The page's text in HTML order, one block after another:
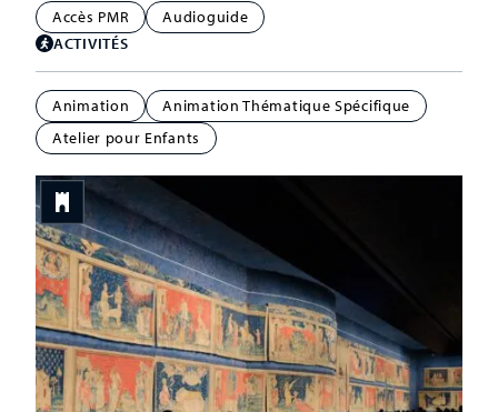
Accès PMR
Audioguide
ACTIVITÉS
Animation
Animation Thématique Spécifique
Atelier pour Enfants